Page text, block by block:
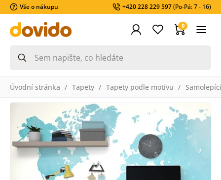
Vše o nákupu +420 228 229 597(Po-Pá: 7 - 16)
0
Úvodní stránka Tapety Tapety podle motivu